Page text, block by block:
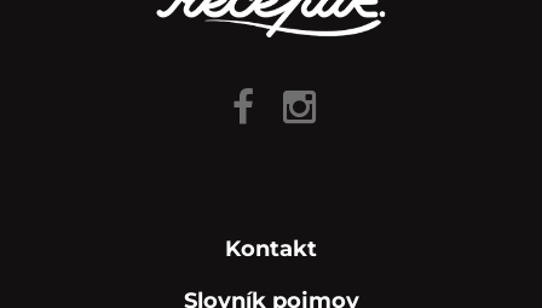
Kontakt
Slovník pojmov